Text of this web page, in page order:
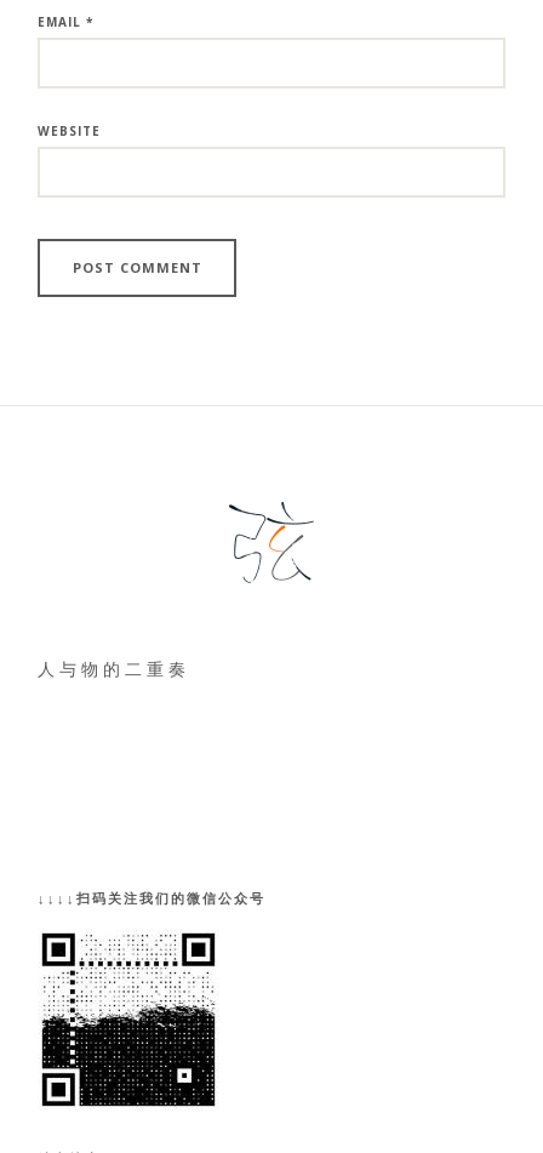
EMAIL*
WEBSITE
人 与 物 的 二 重 奏
↓↓↓↓扫码关注我们的微信公众号